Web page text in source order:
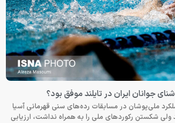
جوانان ایران در تایلند موفق بود؟
ملی‌پوشان در مسابقات رده‌های سنی قهرمانی آسیا
شد ولی شکستن رکوردهای ملی را به همراه نداشت، ارزیابی